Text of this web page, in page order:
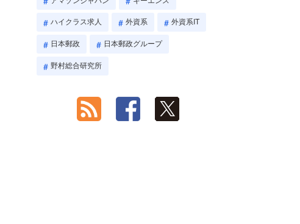
ハイクラス求人 外資系 外資系IT
日本郵政 日本郵政グループ
野村総合研究所